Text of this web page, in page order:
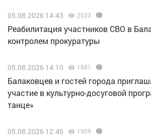
05.08.2026 14:43 2023
Реабилитация участников СВО в
контролем прокуратуры
05.08.2026 14:10 1681
Балаковцев и гостей города
участие в культурно-досуговой
танце»
05.08.2026 12:46 1959